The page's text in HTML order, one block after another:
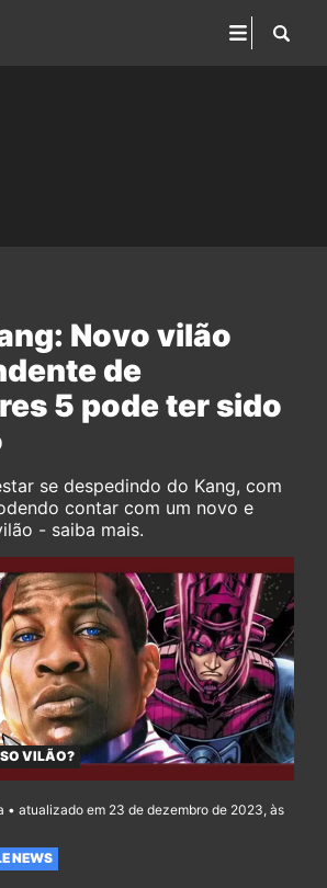
Novo vilão
de
5 pode ter sido
se despedindo do Kang, com
contar com um novo e
- saiba mais.
VILÃO?
• atualizado em 23 de dezembro de 2023, às
NEWS